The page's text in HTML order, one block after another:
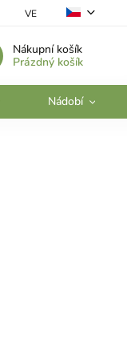
VELKOOBCHOD
Nákupní košík
Prázdný košík
Nádobí